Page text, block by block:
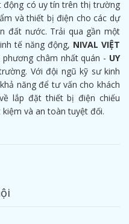
động có uy tín trên thị trường
và thiết bị điện cho các dự
đất nước. Trải qua gần một
tế năng động, NIVAL VIỆT
châm nhất quán - UY
Với đội ngũ kỹ sư kinh
năng để tư vấn cho khách
lắp đặt thiết bị điện chiếu
và an toàn tuyệt đối.